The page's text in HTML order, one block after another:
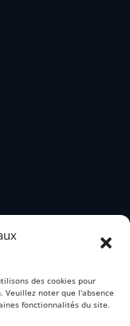
des cookies pour
Veuillez noter que l'absence
fonctionnalités du site.